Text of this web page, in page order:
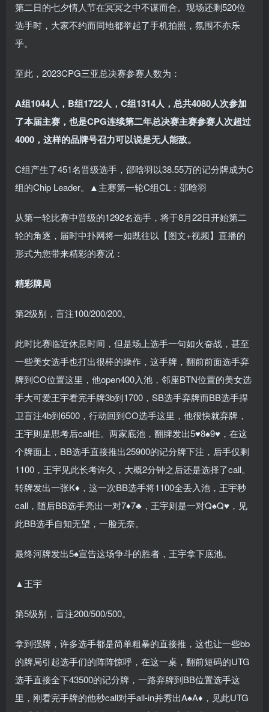
第二日的七夕情人节在冥冥之中不谋而合。现场还剩520位
选手时，大家不约而同地都举起了手机拍照，氛围不亦乐
乎。
至此，2023CPG三亚总决赛参赛人数为：
A组1044人，B组1722人，C组1314人，总共4080人次参加
了本届主赛，也是CPG连续第二年总决赛主赛参赛人次超过
4000，这样的品牌号召力可以说是无人能敌。
C组产生了451名晋级选手，邵晗羽以38.55万的记分牌成为C
组的Chip Leader。▲主赛第一轮C组CL：邵晗羽
从第一轮比赛中晋级的1292名选手，将于8月22日开始第二
轮的角逐，届时中扑网将一如既往以【图文+视频】直播的
形式为您带来精彩的赛况：
精彩牌局
第2级别，盲注100/200/200。
此时比赛临近休息时间，但是场上选手一句如火奋战，甚至
一些美女选手也打出很棒的操作，这手牌，翻前前面选手弃
牌到CO位置这里，他open400入池，邻座BTN位置的美女选
手大可爱王宇看完手牌3b到1700，SB选手弃牌而BB选手捍
卫盲注4b到6500，行动回到CO选手这里，他很快就弃牌，
王宇则是思考后call住。两家底池，翻牌发出5♥8♠9♥，在这
个牌面上，BB选手直接推出25900的记分牌下注，后手仅剩
1100，王宇见此长考许久，大概2分钟之后还是选择了call。
转牌发出一张K♦，这一次BB选手将1100全丢入池，王宇秒
call，随后BB选手亮出一对7♦7♣，王宇则是一对Q♠Q♥，见
此BB选手自知无望，一脸无奈。
最终河牌发出5♠宣告这场争斗的胜者，王宇拿下底池。
▲王宇
第5级别，盲注200/500/500。
拿到强牌，许多选手都是简单粗暴的直接推，这也让一些bb
的牌局引起选手们的阵阵惊呼，在这一桌，翻前短码的UTG
选手直接全下43500的记分牌，一路弃牌到BB位置选手这
里，刚看完手牌的他秒call对手all-in并秀出A♠A♦，见此UTG